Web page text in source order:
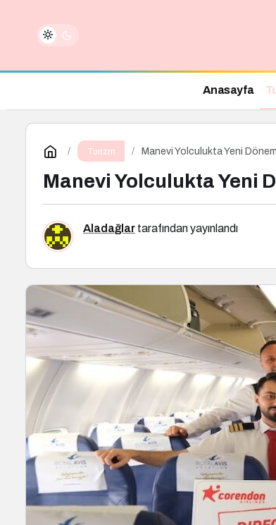
Anasayfa
Turizm Manevi Yolculukta Yeni Dönem
Manevi Yolculukta Yeni
Aladağlar tarafından yayınlandı